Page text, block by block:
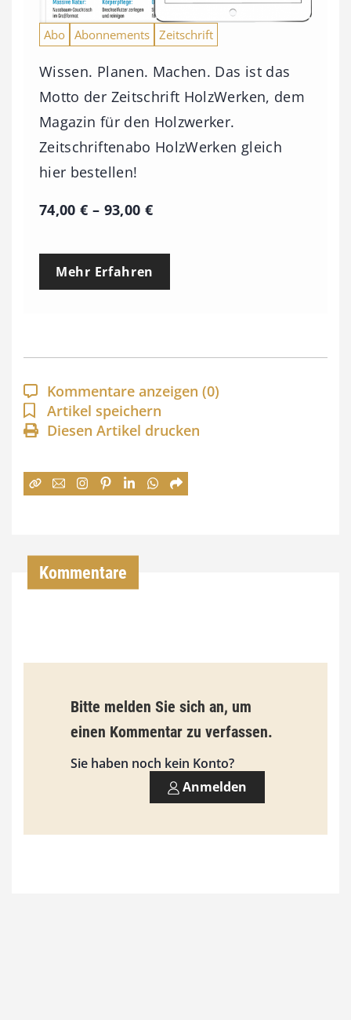
Abo Abonnements Zeitschrift
Wissen. Planen. Machen. Das ist das
Motto der Zeitschrift HolzWerken, dem
Magazin für den Holzwerker.
Zeitschriftenabo HolzWerken gleich
hier bestellen!
74,00€ – 93,00 €P
e
p
a
n
n
:
€
i
s
9
0
Mehr Erfahren
Kommentare anzeigen (0)
Artikel speichern
Diesen Artikel drucken
Kommentare
Bitte melden Sie sich an, um
einen Kommentar zu verfassen.
Sie haben noch kein Konto?
Anmelden